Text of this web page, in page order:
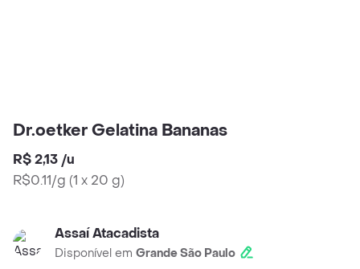
Dr.oetker Gelatina Bananas
R$ 2,13 /u
R$0.11/g (1 x 20 g)
Assaí Atacadista
Disponível em Grande São Paulo